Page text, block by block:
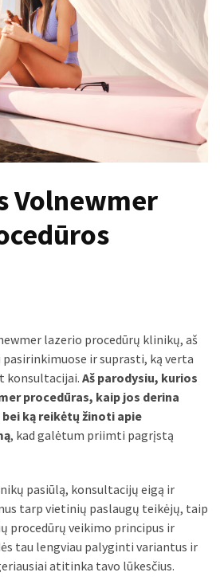
Volnewmer
lazerio procedūrų klinikų, aš
pasirinkimuose ir suprasti, ką verta
konsultacijai. Aš parodysiu, kurios
procedūras, kaip jos derina
ką reikėtų žinoti apie
, kad galėtum priimti pagrįstą
pasiūlą, konsultacijų eigą ir
tarp vietinių paslaugų teikėjų, taip
procedūrų veikimo principus ir
tau lengviau palyginti variantus ir
atitinka tavo lūkesčius.